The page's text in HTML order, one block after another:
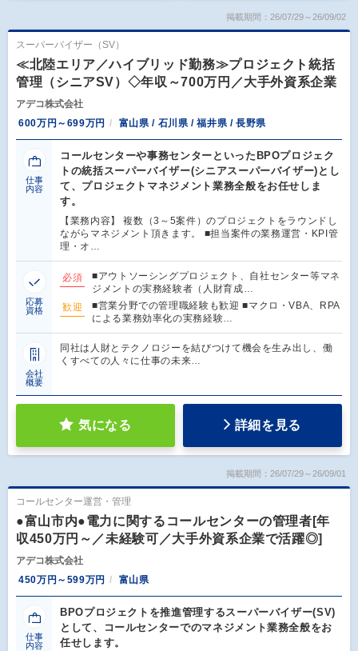
掲載期間：26/07/29～26/09/02
スーパーバイザー（SV）
≪北陸エリア／ハイブリッド勤務≫プロジェクト統括
管理（シニアSV）◇年収～700万円／大手外資系企業
アデコ株式会社
600万円～699万円
富山県 / 石川県 / 福井県 / 長野県
仕事
内容
コールセンターや事務センターといったBPOプロジェク
トの統括スーパーバイザー(シニアスーパーバイザー)とし
て、プロジェクトマネジメント業務全般をお任せしま
す。
【業務内容】 複数（3～5案件）のプロジェクトをラウンドし
ながらマネジメント頂きます。 ■担当案件の業務運営・KPI管
理・オ…
応募
資格
必須
■アウトソーシングプロジェクト、自社センター等マネ
ジメントの実務経験者（人財育成…
歓迎
■営業分野での管理職経験も歓迎 ■マクロ・VBA、RPA
による業務効率化の実務経験…
会社
概要
同社は人財とテクノロジーを結びつけて機会を生み出し、働
くすべての人々に仕事の未来…
気になる 詳細を見る
掲載期間：26/07/29～26/09/01
コールセンター運営・管理
●富山市内●電力に関するコールセンターの管理者[年
収450万円～／未経験可／大手外資系企業で活躍◎]
アデコ株式会社
450万円～599万円
富山県
仕事
内容
BPOプロジェクトを推進管理するスーパーバイザー(SV)
として、コールセンターでのマネジメント業務全般をお
任せします。